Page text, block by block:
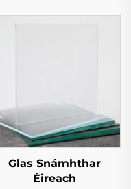
Glas Snámhthar
Éireach